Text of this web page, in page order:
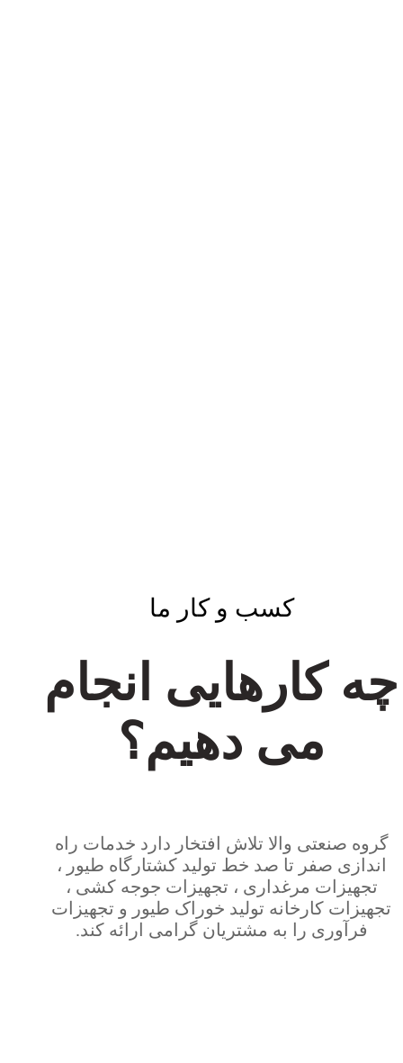
کسب و کار ما
چه کارهایی انجام
می دهیم؟
گروه صنعتی والا تلاش افتخار دارد خدمات راه
اندازی صفر تا صد خط تولید کشتارگاه طیور ،
تجهیزات مرغداری ، تجهیزات جوجه کشی ،
تجهیزات کارخانه تولید خوراک طیور و تجهیزات
فرآوری را به مشتریان گرامی ارائه کند.